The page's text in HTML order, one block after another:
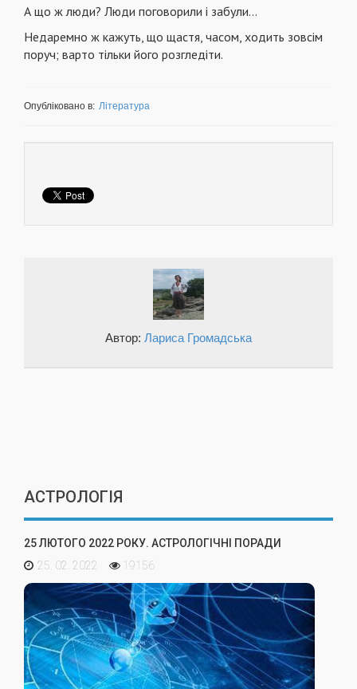
А що ж люди? Люди поговорили і забули...
Недаремно ж кажуть, що щастя, часом, ходить зовсім
поруч; варто тільки його розгледіти.
Опубліковано в: Література
Автор: Лариса Громадська
АСТРОЛОГІЯ
25 ЛЮТОГО 2022 РОКУ. АСТРОЛОГІЧНІ ПОРАДИ
25. 02. 2022
19156